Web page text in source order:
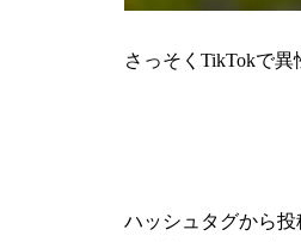
さっそくTikTokで
ハッシュタグから投